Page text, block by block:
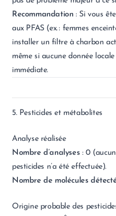
Recommandation : Si vous
aux PFAS (ex. : femmes
installer un filtre à charbon
même si aucune donnée
immédiate.
5. Pesticides et métabolites
Analyse réalisée
Nombre d’analyses : 0
pesticides n’a été effectuée).
Nombre de molécules
Origine probable des